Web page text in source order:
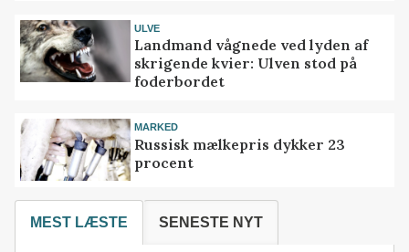
ULVE
Landmand vågnede ved lyden af
skrigende kvier: Ulven stod på
foderbordet
MARKED
Russisk mælkepris dykker 23
procent
MEST LÆSTE SENESTE NYT